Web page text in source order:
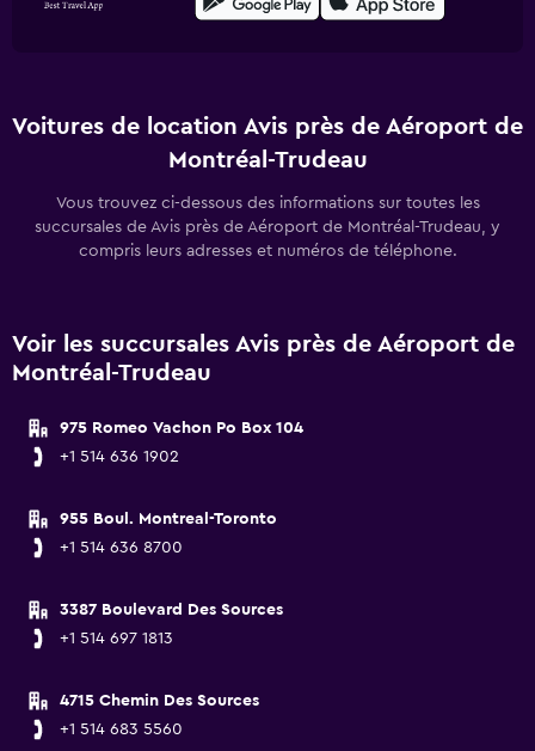
Voitures de location Avis près de Aéroport de
Montréal-Trudeau
Vous trouvez ci-dessous des informations sur toutes les
succursales de Avis près de Aéroport de Montréal-Trudeau, y
compris leurs adresses et numéros de téléphone.
Voir les succursales Avis près de Aéroport de
Montréal-Trudeau
975 Romeo Vachon Po Box 104
+1 514 636 1902
955 Boul. Montreal-Toronto
+1 514 636 8700
3387 Boulevard Des Sources
+1 514 697 1813
4715 Chemin Des Sources
+1 514 683 5560